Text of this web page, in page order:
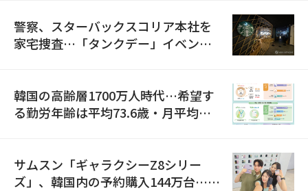
警察、スターバックスコリア本社を
家宅捜査…「タンクデー」イベント
韓国の高齢層1700万人時代…希望す
る勤労年齢は平均73.6歳・月平均賃
サムスン「ギャラクシーZ8シリー
ズ」、韓国内の予約購入144万台…